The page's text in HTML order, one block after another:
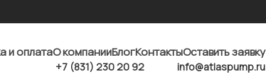
и оплатаО компанииБлогКонтактыОставить заявку
+7 (831) 230 20 92 info@atlaspump.ru